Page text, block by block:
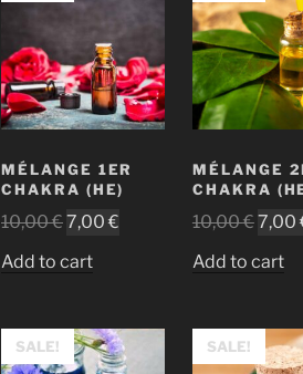
MÉLANGE 1ER
CHAKRA (HE)
10,00€7,00€
Add to cart
MÉLANGE
CHAKRA
10,00€7,00
Add to cart
SALE! SALE!